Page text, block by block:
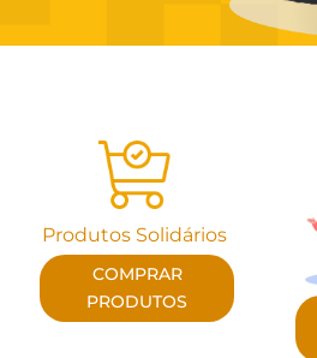
Produtos Solidários
COMPRAR
PRODUTOS